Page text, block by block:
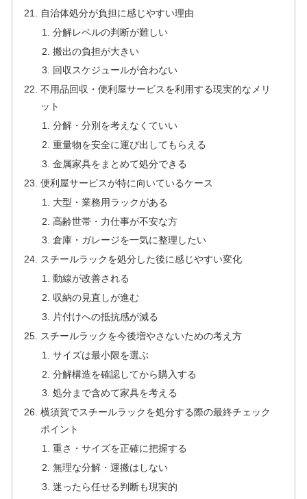
自治体処分が負担に感じやすい理由
分解レベルの判断が難しい
搬出の負担が大きい
回収スケジュールが合わない
不用品回収・便利屋サービスを利用する現実的なメリ
ット
分解・分別を考えなくていい
重量物を安全に運び出してもらえる
金属家具をまとめて処分できる
便利屋サービスが特に向いているケース
大型・業務用ラックがある
高齢世帯・力仕事が不安な方
倉庫・ガレージを一気に整理したい
スチールラックを処分した後に感じやすい変化
動線が改善される
収納の見直しが進む
片付けへの抵抗感が減る
スチールラックを今後増やさないための考え方
サイズは最小限を選ぶ
分解構造を確認してから購入する
処分まで含めて家具を考える
横須賀でスチールラックを処分する際の最終チェック
ポイント
重さ・サイズを正確に把握する
無理な分解・運搬はしない
迷ったら任せる判断も現実的